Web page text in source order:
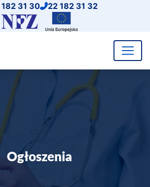
31 30
22 182 31 32
UE
Ogłoszenia